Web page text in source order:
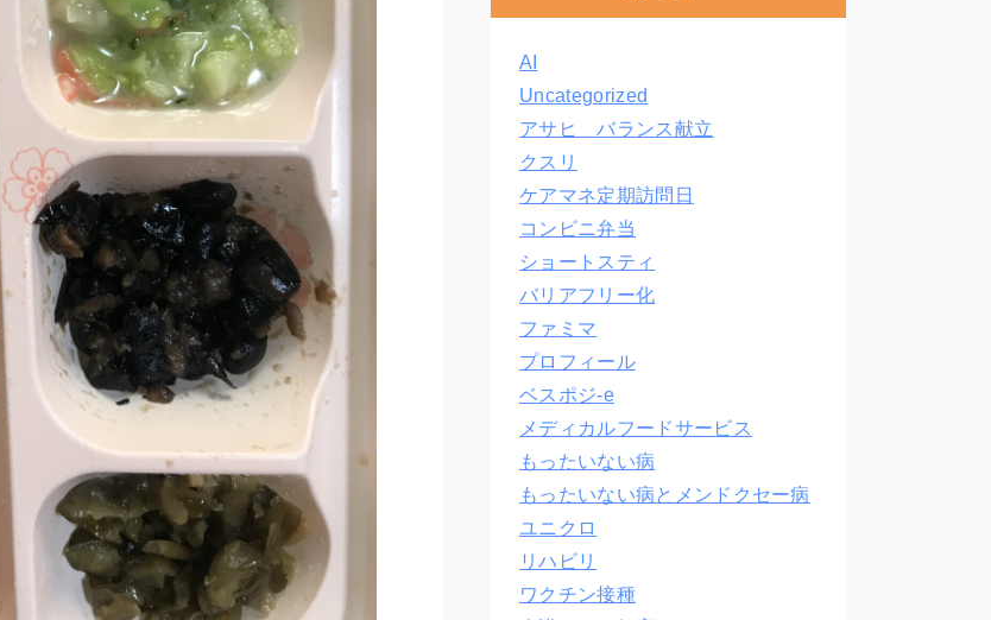
AI
Uncategorized
アサヒ バランス献立
クスリ
ケアマネ定期訪問日
コンビニ弁当
ショートスティ
バリアフリー化
ファミマ
プロフィール
ベスポジ-e
メディカルフードサービス
もったいない病
もったいない病とメンドクセー病
ユニクロ
リハビリ
ワクチン接種